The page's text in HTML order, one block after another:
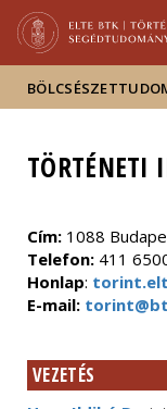
TÖRTÉNETI
Cím: 1088
Telefon: 411
Honlap:
E-mail:
VEZETÉS